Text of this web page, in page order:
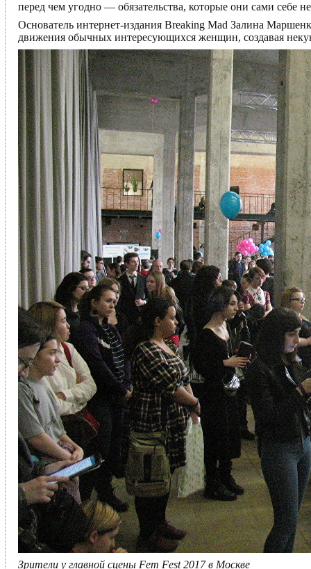
перед чем угодно — обязательства, которые они сами себе
Основатель интернет-издания Breaking Mad Залина
движения обычных интересующихся женщин, создавая
Зрители у главной сцены Fem Fest 2017 в Москве